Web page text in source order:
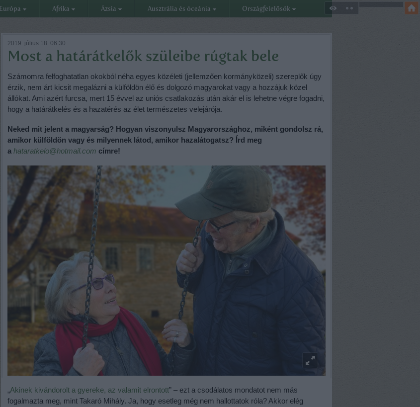
Európa Afrika Ázsia Ausztrália és óceánia Országfelelősök
2019. július 18. 06:30
Most a határátkelők szüleibe rúgtak bele
Számomra felfoghatatlan okokból néha egyes közéleti (jellemzően kormányközeli) szereplők úgy
érzik, nem árt kicsit megalázni a külföldön élő és dolgozó magyarokat vagy a hozzájuk közel
állókat. Ami azért furcsa, mert 15 évvel az uniós csatlakozás után akár el is lehetne végre fogadni,
hogy a határátkelés és a hazatérés az élet természetes velejárója.
Neked mit jelent a magyarság? Hogyan viszonyulsz Magyarországhoz, miként gondolsz rá,
amikor külföldön vagy és milyennek látod, amikor hazalátogatsz? Írd meg
a hataratkelo@hotmail.com címre!
„Akinek kivándorolt a gyereke, az valamit elrontott” – ezt a csodálatos mondatot nem más
fogalmazta meg, mint Takaró Mihály. Ja, hogy esetleg még nem hallottatok róla? Akkor elég